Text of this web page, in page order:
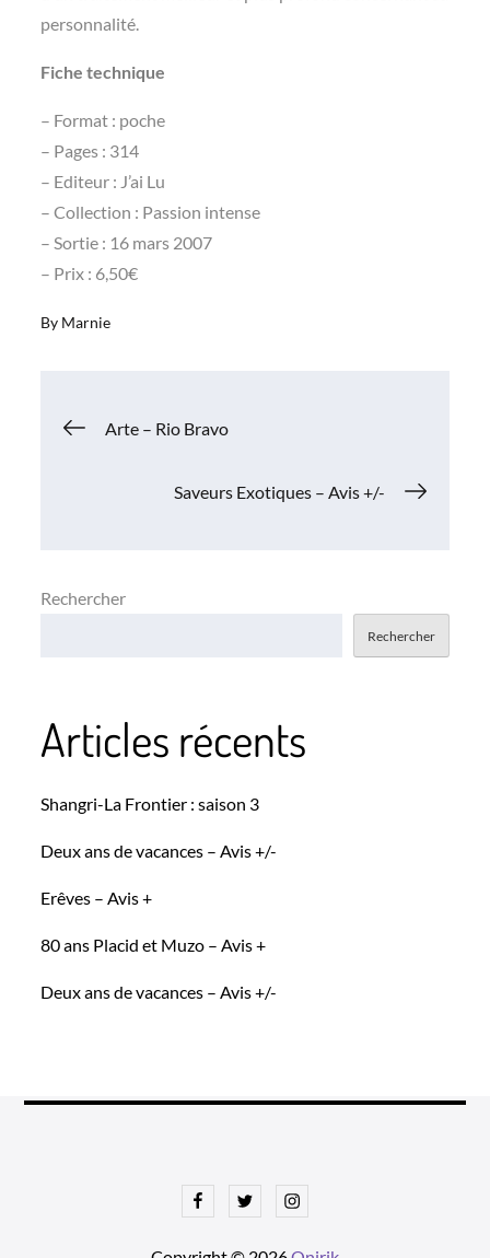
personnalité.
Fiche technique
– Format : poche
– Pages : 314
– Editeur : J’ai Lu
– Collection : Passion intense
– Sortie : 16 mars 2007
– Prix : 6,50€
By Marnie
Navigation
Arte – Rio Bravo
Saveurs Exotiques – Avis +/-
Rechercher
Rechercher
Articles récents
Shangri-La Frontier : saison 3
Deux ans de vacances – Avis +/-
Erêves – Avis +
80 ans Placid et Muzo – Avis +
Deux ans de vacances – Avis +/-
FacebookTwitterInstagram